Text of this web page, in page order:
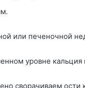
или печеночной
уровне кальция
сворачиваем ости